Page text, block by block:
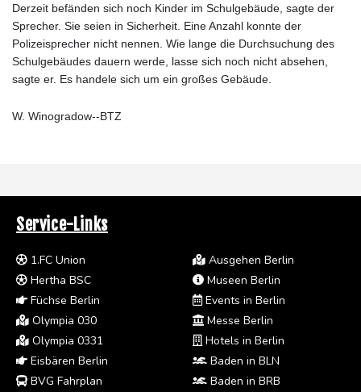
Derzeit befänden sich noch Kinder im Schulgebäude, sagte der
Sprecher. Sie seien in Sicherheit. Eine Anzahl konnte der
Polizeisprecher nicht nennen. Wie lange die Durchsuchung des
Schulgebäudes dauern werde, lasse sich noch nicht absehen,
sagte er. Es handele sich um ein großes Gebäude.
W. Winogradow--BTZ
Service-Links
1.FC Union
Hertha BSC
Füchse Berlin
Olympia 030
Olympia 0331
Eisbären Berlin
BVG Fahrplan
Ausgehen Berlin
Museen Berlin
Events in Berlin
Messe Berlin
Hotels in Berlin
Baden in BLN
Baden in BRB